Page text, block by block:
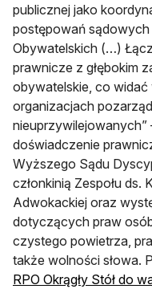
publicznej jako
postępowań
Obywatelskich (…)
prawnicze z głębokim
obywatelskie, co widać
organizacjach
nieuprzywilejowanych”
doświadczenie
Wyższego Sądu
członkinią Zespołu ds.
Adwokackiej oraz
dotyczących praw
czystego powietrza,
także wolności słowa.
RPO Okrągły Stół do